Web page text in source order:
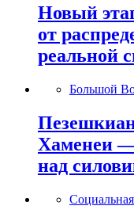
Новый
от
реальной
Большой
Хаменеи —
над